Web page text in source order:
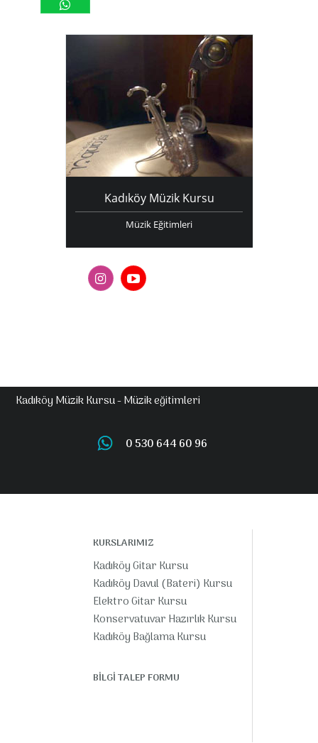
Kadıköy Müzik Kursu
Müzik Eğitimleri
Kadıköy Müzik Kursu - Müzik eğitimleri
0 530 644 60 96
KURSLARIMIZ
Kadıköy Gitar Kursu
Kadıköy Davul (Bateri) Kursu
Elektro Gitar Kursu
Konservatuvar Hazırlık Kursu
Kadıköy Bağlama Kursu
BİLGİ TALEP FORMU